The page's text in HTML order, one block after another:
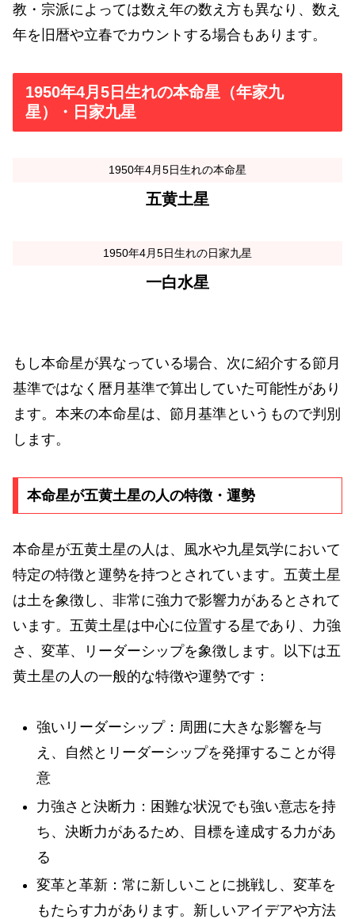
教・宗派によっては数え年の数え方も異なり、数え
年を旧暦や立春でカウントする場合もあります。
1950年4月5日生れの本命星（年家九
星）・日家九星
1950年4月5日生れの本命星
五黄土星
1950年4月5日生れの日家九星
一白水星
もし本命星が異なっている場合、次に紹介する節月
基準ではなく暦月基準で算出していた可能性があり
ます。本来の本命星は、節月基準というもので判別
します。
本命星が五黄土星の人の特徴・運勢
本命星が五黄土星の人は、風水や九星気学において
特定の特徴と運勢を持つとされています。五黄土星
は土を象徴し、非常に強力で影響力があるとされて
います。五黄土星は中心に位置する星であり、力強
さ、変革、リーダーシップを象徴します。以下は五
黄土星の人の一般的な特徴や運勢です：
強いリーダーシップ：周囲に大きな影響を与
え、自然とリーダーシップを発揮することが得
意
力強さと決断力：困難な状況でも強い意志を持
ち、決断力があるため、目標を達成する力があ
る
変革と革新：常に新しいことに挑戦し、変革を
もたらす力があります。新しいアイデアや方法